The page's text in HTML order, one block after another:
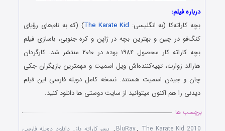
درباره فیلم:
بچه کاراته‌کا (به انگلیسی: The Karate Kid) (که به نام‌های رؤیای
کنگ‌فو در چین و بهترین بچه در ژاپن و کره جنوبی، باسازی فیلم
بچه کاراته کار محصول ۱۹۸۴ بوده در ۲۰۱۰ منتشر شد. کارگردان
هارالد زوارت، تهیه‌کننده‌اش ویل اسمیت و مهمترین بازیگران جکی
چان و جیدن اسمیت هستند. نسخه کامل دوبله فارسی این فیلم
دیدنی را هم اکنون میتوانید از سایت دوستی ها دانلود کنید.
برچسب ها
BluRay, The Karate Kid 2010
, پسر کاراته باز , دانلود دوبله فارسی